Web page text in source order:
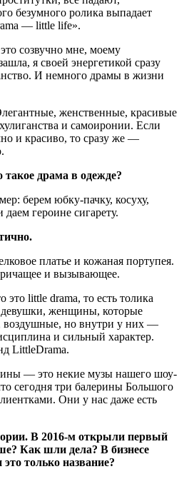
безумного ролика выпадает
— little life».
созвучно мне, моему
я своей энергетикой сразу
И немного драмы в жизни
женственные, красивые
и самоиронии. Если
и красиво, то сразу же —
драма в одежде?
берем юбку-пачку, косуху,
героине сигарету.
платье и кожаная портупея.
и вызывающее.
little drama, то есть толика
женщины, которые
но внутри у них —
и сильный характер.
LittleDrama.
— это некие музы нашего шоу-
сегодня три балерины Большого
Они у нас даже есть
В 2016-м открыли первый
Как шли дела? В бизнесе
только название?